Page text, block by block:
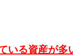
いる資産が多